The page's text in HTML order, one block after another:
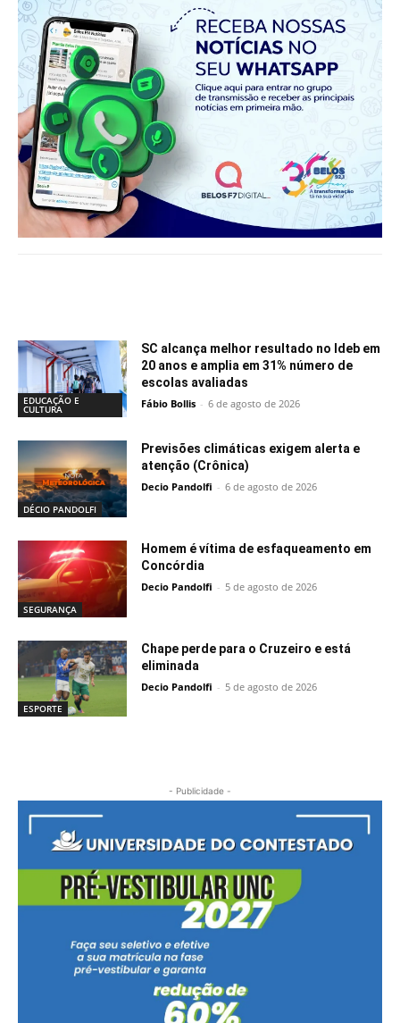
EDUCAÇÃO E
CULTURA
SC alcança melhor resultado no Ideb em
20 anos e amplia em 31% número de
escolas avaliadas
Fábio Bollis - 6 de agosto de 2026
DÉCIO PANDOLFI
Previsões climáticas exigem alerta e
atenção (Crônica)
Decio Pandolfi - 6 de agosto de 2026
SEGURANÇA
Homem é vítima de esfaqueamento em
Concórdia
Decio Pandolfi - 5 de agosto de 2026
ESPORTE
Chape perde para o Cruzeiro e está
eliminada
Decio Pandolfi - 5 de agosto de 2026
- Publicidade -